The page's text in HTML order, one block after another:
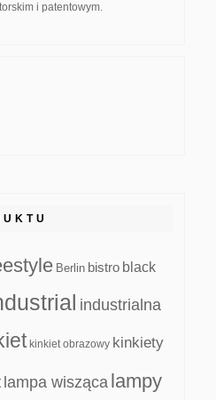
i patentowym.
Berlin bistro black
industrialna
kinkiet obrazowy kinkiety
lampa wisząca lampy